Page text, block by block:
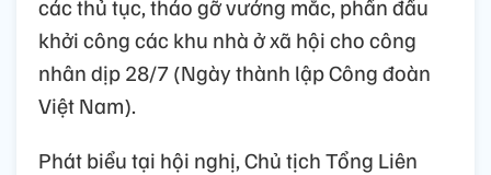
các thủ tục, tháo gỡ vướng mắc, phấn đấu
khởi công các khu nhà ở xã hội cho công
nhân dịp 28/7 (Ngày thành lập Công đoàn
Việt Nam).
Phát biểu tại hội nghị, Chủ tịch Tổng Liên